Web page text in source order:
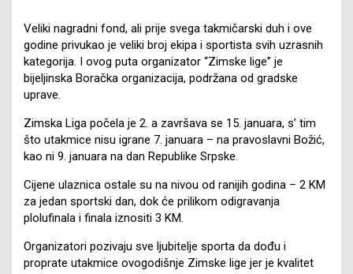
Veliki nagradni fond, ali prije svega takmičarski duh i ove
godine privukao je veliki broj ekipa i sportista svih uzrasnih
kategorija. I ovog puta organizator “Zimske lige” je
bijeljinska Boračka organizacija, podržana od gradske
uprave.
Zimska Liga počela je 2. a završava se 15. januara, s’ tim
što utakmice nisu igrane 7. januara – na pravoslavni Božić,
kao ni 9. januara na dan Republike Srpske.
Cijene ulaznica ostale su na nivou od ranijih godina – 2 KM
za jedan sportski dan, dok će prilikom odigravanja
plolufinala i finala iznositi 3 KM.
Organizatori pozivaju sve ljubitelje sporta da dođu i
proprate utakmice ovogodišnje Zimske lige jer je kvalitet